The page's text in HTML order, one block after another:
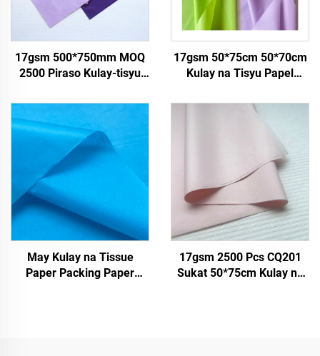
17gsm 500*750mm MOQ
2500 Piraso Kulay-tisyu
Tisyu ng Mataas na
Kalidad na Pagkain Regalo
Presente sa Pakikipasko
17gsm 50*75cm 50*70cm
Kulay na Tisyu Papel
Papel para sa Packaging
May Kulay na Tissue
Paper Packing Paper
17gsm 2500 Pcs CQ201
Sukat 50*75cm Kulay na